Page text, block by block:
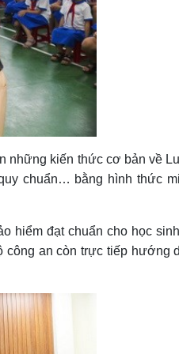
những kiến thức cơ bản về
chuẩn… bằng hình thức
hiểm đạt chuẩn cho học
công an còn trực tiếp hướng